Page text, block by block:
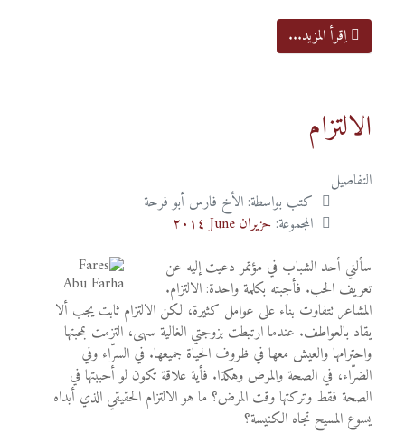
اِقرأ المزيد...
الالتزام
التفاصيل
كتب بواسطة: الأخ فارس أبو فرحة
المجموعة: حزيران June ٢٠١٤
سألني أحد الشباب في مؤتمر دعيت إليه عن
تعريف الحب. فأجبته بكلمة واحدة: الالتزام.
المشاعر تتفاوت بناء على عوامل كثيرة، لكن الالتزام ثابت يجب ألا
يقاد بالعواطف. عندما ارتبطت بزوجتي الغالية سهى، التزمت بمحبتها
واحترامها والعيش معها في ظروف الحياة جميعها. في السرّاء وفي
الضرّاء، في الصحة والمرض وهكذا. فأية علاقة تكون لو أحببتها في
الصحة فقط وتركتها وقت المرض؟ ما هو الالتزام الحقيقي الذي أبداه
يسوع المسيح تجاه الكنيسة؟